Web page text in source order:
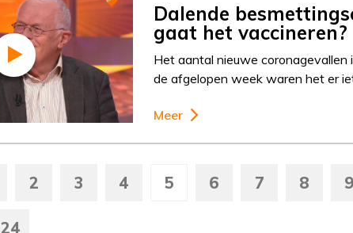
Dalende
gaat het vaccineren?
Het aantal nieuwe coronagevallen
de afgelopen week waren het er
Meer
2 3 4 5 6 7 8 9
24